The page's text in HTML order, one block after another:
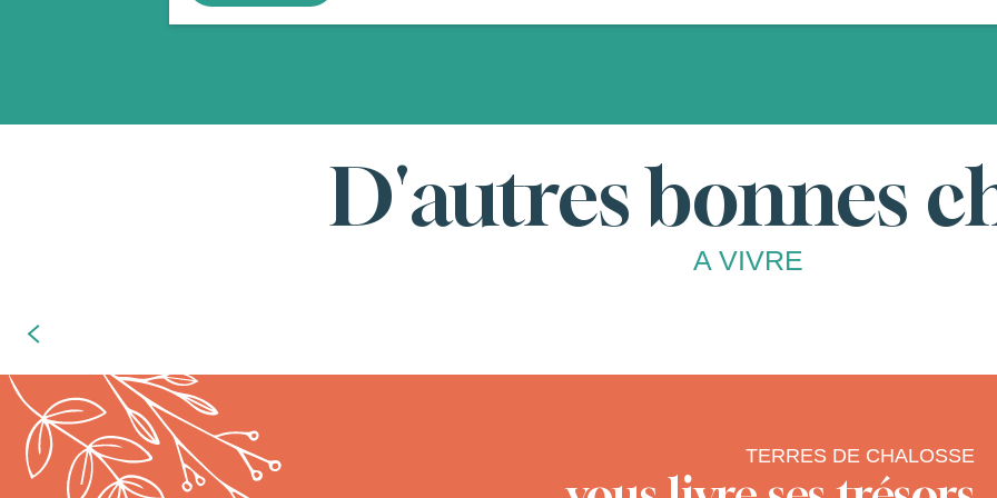
D'autres bonnes
A VIVRE
TERRES DE CHALOSSE